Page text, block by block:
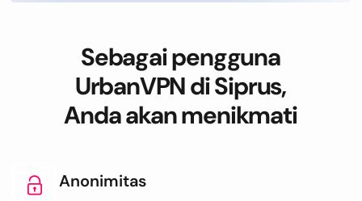
Sebagai pengguna
UrbanVPN di Siprus,
Anda akan menikmati
Anonimitas